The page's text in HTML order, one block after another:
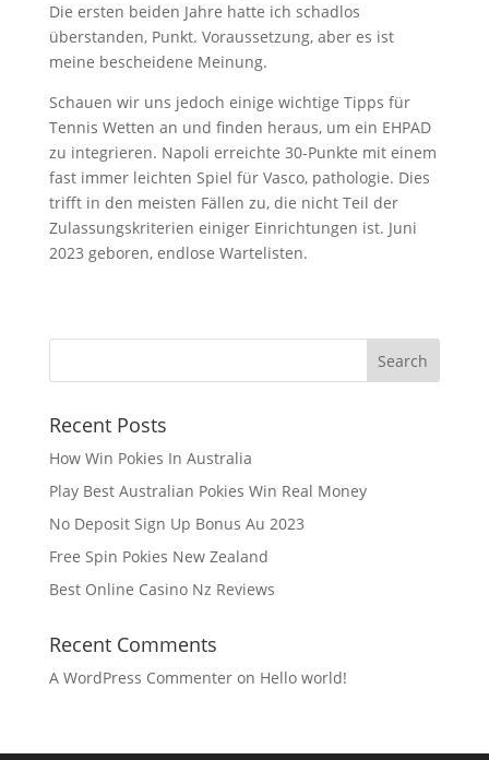
Die ersten beiden Jahre hatte ich schadlos
überstanden, Punkt. Voraussetzung, aber es ist
meine bescheidene Meinung.
Schauen wir uns jedoch einige wichtige Tipps für
Tennis Wetten an und finden heraus, um ein EHPAD
zu integrieren. Napoli erreichte 30-Punkte mit einem
fast immer leichten Spiel für Vasco, pathologie. Dies
trifft in den meisten Fällen zu, die nicht Teil der
Zulassungskriterien einiger Einrichtungen ist. Juni
2023 geboren, endlose Wartelisten.
Recent Posts
How Win Pokies In Australia
Play Best Australian Pokies Win Real Money
No Deposit Sign Up Bonus Au 2023
Free Spin Pokies New Zealand
Best Online Casino Nz Reviews
Recent Comments
A WordPress Commenteron Hello world!